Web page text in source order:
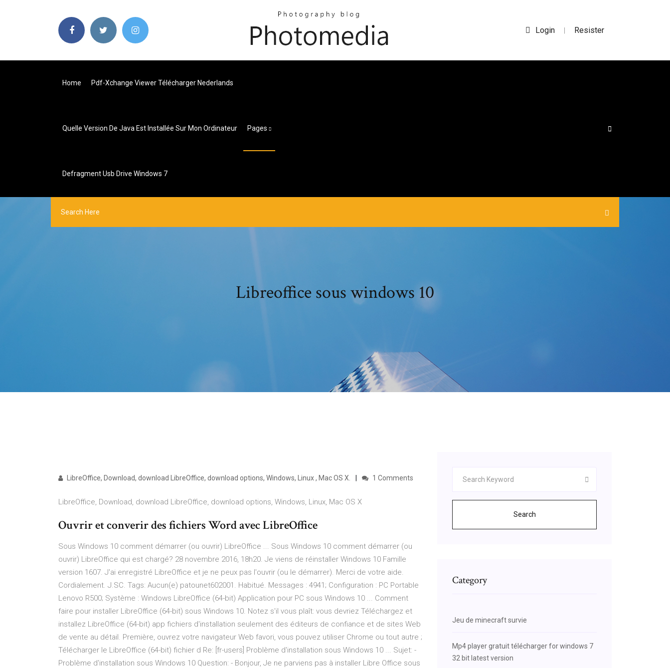
Login | Resister
Home Pdf-Xchange Viewer Télécharger Nederlands
Quelle Version De Java Est Installée Sur Mon Ordinateur Pages
Defragment Usb Drive Windows 7
Libreoffice sous windows 10
LibreOffice, Download, download LibreOffice, download options, Windows, Linux , Mac OS X. 1 Comments
LibreOffice, Download, download LibreOffice, download options, Windows, Linux, Mac OS X
Ouvrir et converir des fichiers Word avec LibreOffice
Sous Windows 10 comment démarrer (ou ouvrir) LibreOffice ... Sous Windows 10 comment démarrer (ou
ouvrir) LibreOffice qui est chargé? 28 novembre 2016, 18h20. Je viens de réinstaller Windows 10 Famille
version 1607. J'ai enregistré LibreOffice et je ne peux pas l'ouvrir (ou le démarrer). Merci de votre aide.
Cordialement. J.SC. Tags: Aucun(e) patounet602001. Habitué. Messages : 4941; Configuration : PC Portable
Lenovo R500; Système : Windows LibreOffice (64-bit) Application pour PC sous Windows 10 ... Comment
faire pour installer LibreOffice (64-bit) sous Windows 10. Notez s'il vous plaît: vous devriez Téléchargez et
installez LibreOffice (64-bit) app fichiers d'installation seulement des éditeurs de confiance et de sites Web
de vente au détail. Première, ouvrez votre navigateur Web favori, vous pouvez utiliser Chrome ou tout autre ;
Télécharger le LibreOffice (64-bit) fichier d Re: [fr-users] Problème d'installation sous Windows 10 ... Sujet: -
Problème d'installation sous Windows 10 Question: - Bonjour, Je ne parviens pas à installer Libre Office sous
Search
Category
Jeu de minecraft survie
Mp4 player gratuit télécharger for windows 7
32 bit latest version